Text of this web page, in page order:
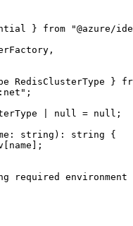
} from
"@azure/
RedisClusterType }
;
null = null ;
: string ) : string {
required